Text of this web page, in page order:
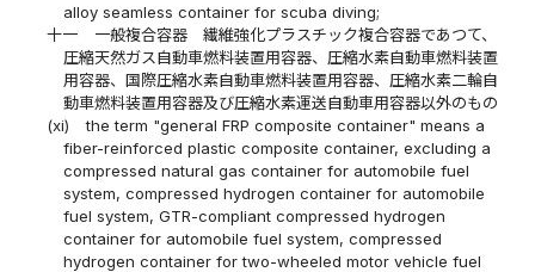
alloy seamless container for scuba diving;
十一
一般複合容器 繊維強化プラスチック複合容器であつて、
圧縮天然ガス自動車燃料装置用容器、圧縮水素自動車燃料装置
用容器、国際圧縮水素自動車燃料装置用容器、圧縮水素二輪自
動車燃料装置用容器及び圧縮水素運送自動車用容器以外のもの
(xi)
the term "general FRP composite container" means a
fiber-reinforced plastic composite container, excluding a
compressed natural gas container for automobile fuel
system, compressed hydrogen container for automobile
fuel system, GTR-compliant compressed hydrogen
container for automobile fuel system, compressed
hydrogen container for two-wheeled motor vehicle fuel